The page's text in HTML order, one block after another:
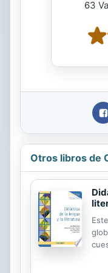
63
Otros libros de
la